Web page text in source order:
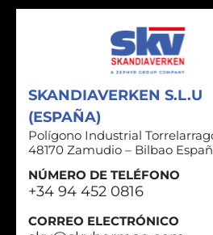
SKANDIAVERKEN S.L.U
(ESPAÑA)
Polígono Industrial
48170 Zamudio – Bilbao
NÚMERO DE TELÉFONO
+34 94 452 0816
CORREO ELECTRÓNICO